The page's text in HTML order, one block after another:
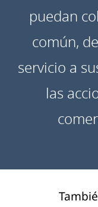
puedan
común,
servicio a
las